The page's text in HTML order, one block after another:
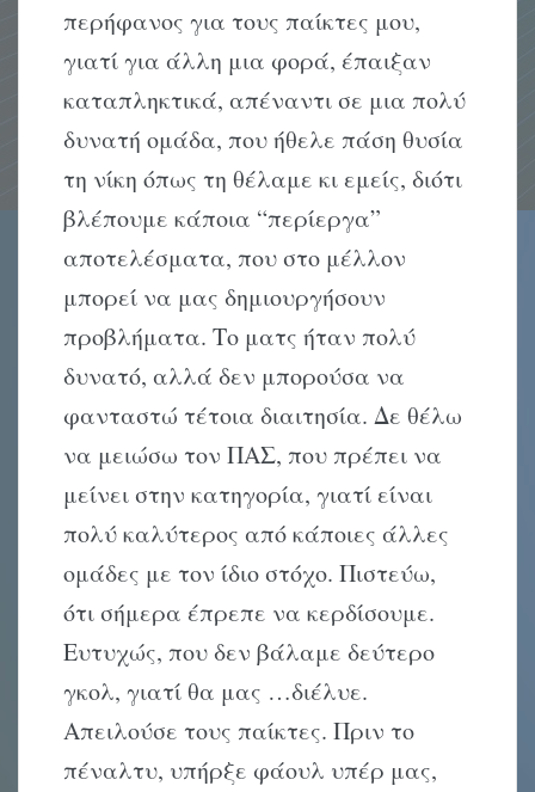
περήφανος για τους παίκτες μου,
γιατί για άλλη μια φορά, έπαιξαν
καταπληκτικά, απέναντι σε μια πολύ
δυνατή ομάδα, που ήθελε πάση θυσία
τη νίκη όπως τη θέλαμε κι εμείς, διότι
βλέπουμε κάποια “περίεργα”
αποτελέσματα, που στο μέλλον
μπορεί να μας δημιουργήσουν
προβλήματα. Tο ματς ήταν πολύ
δυνατό, αλλά δεν μπορούσα να
φανταστώ τέτοια διαιτησία. Δε θέλω
να μειώσω τον ΠAΣ, που πρέπει να
μείνει στην κατηγορία, γιατί είναι
πολύ καλύτερος από κάποιες άλλες
ομάδες με τον ίδιο στόχο. Πιστεύω,
ότι σήμερα έπρεπε να κερδίσουμε.
Eυτυχώς, που δεν βάλαμε δεύτερο
γκολ, γιατί θα μας …διέλυε.
Aπειλούσε τους παίκτες. Πριν το
πέναλτυ, υπήρξε φάουλ υπέρ μας,